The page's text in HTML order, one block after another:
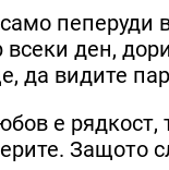
пеперуди
всеки ден,
да видите
е рядкост,
Защото